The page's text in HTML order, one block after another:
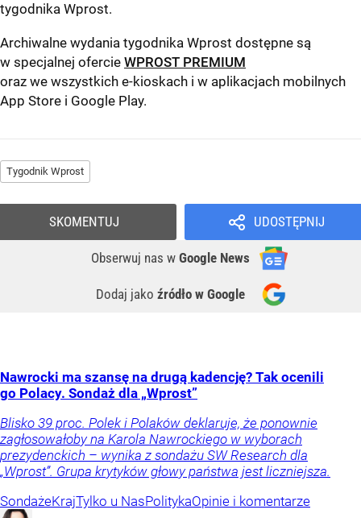
tygodnika Wprost.
Archiwalne wydania tygodnika Wprost dostępne są
w specjalnej ofercie WPROST PREMIUM
oraz we wszystkich e-kioskach i w aplikacjach mobilnych
App Store i Google Play.
Tygodnik Wprost
UDOSTĘPNIJ
Obserwuj nas w Google News
Dodaj jako źródło w Google
SKOMENTUJ
Nawrocki ma szansę na drugą kadencję? Tak ocenili
go Polacy. Sondaż dla „Wprost”
Blisko 39 proc. Polek i Polaków deklaruje, że ponownie
zagłosowałoby na Karola Nawrockiego w wyborach
prezydenckich – wynika z sondażu SW Research dla
„Wprost”. Grupa krytyków głowy państwa jest liczniejsza.
SondażeKrajTylko u NasPolitykaOpinie i komentarze